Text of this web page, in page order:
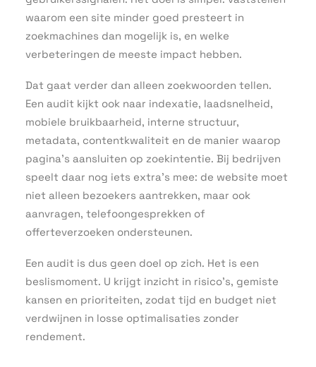
waarom een site minder goed presteert in
zoekmachines dan mogelijk is, en welke
verbeteringen de meeste impact hebben.
Dat gaat verder dan alleen zoekwoorden tellen.
Een audit kijkt ook naar indexatie, laadsnelheid,
mobiele bruikbaarheid, interne structuur,
metadata, contentkwaliteit en de manier waarop
pagina’s aansluiten op zoekintentie. Bij bedrijven
speelt daar nog iets extra’s mee: de website moet
niet alleen bezoekers aantrekken, maar ook
aanvragen, telefoongesprekken of
offerteverzoeken ondersteunen.
Een audit is dus geen doel op zich. Het is een
beslismoment. U krijgt inzicht in risico’s, gemiste
kansen en prioriteiten, zodat tijd en budget niet
verdwijnen in losse optimalisaties zonder
rendement.